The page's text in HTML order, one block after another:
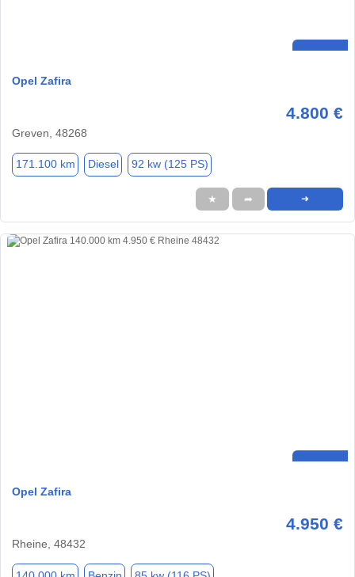
Opel Zafira
4.800 €
Greven, 48268
171.100 km Diesel 92 kw (125 PS)
★ ➦ ➜
Opel Zafira
4.950 €
Rheine, 48432